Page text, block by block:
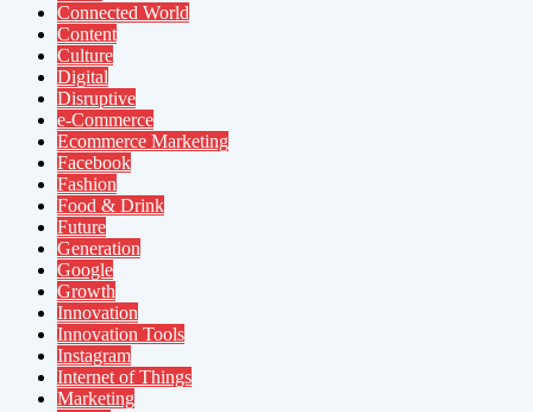
Connected World
Content
Culture
Digital
Disruptive
e-Commerce
Ecommerce Marketing
Facebook
Fashion
Food & Drink
Future
Generation
Google
Growth
Innovation
Innovation Tools
Instagram
Internet of Things
Marketing